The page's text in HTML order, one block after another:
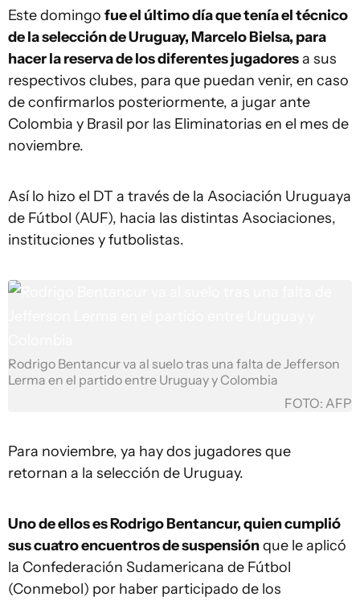
Este domingo fue el último día que tenía el técnico
de la selección de Uruguay, Marcelo Bielsa, para
hacer la reserva de los diferentes jugadoresa sus
respectivos clubes, para que puedan venir, en caso
de confirmarlos posteriormente, a jugar ante
Colombia y Brasil por las Eliminatorias en el mes de
noviembre.
Así lo hizo el DT a través de la Asociación Uruguaya
de Fútbol (AUF), hacia las distintas Asociaciones,
instituciones y futbolistas.
Rodrigo Bentancur va al suelo tras una falta de Jefferson
Lerma en el partido entre Uruguay y Colombia
FOTO: AFP
Para noviembre, ya hay dos jugadores que
retornan a la selección de Uruguay.
Uno de ellos es Rodrigo Bentancur, quien cumplió
sus cuatro encuentros de suspensiónque le aplicó
la Confederación Sudamericana de Fútbol
(Conmebol) por haber participado de los